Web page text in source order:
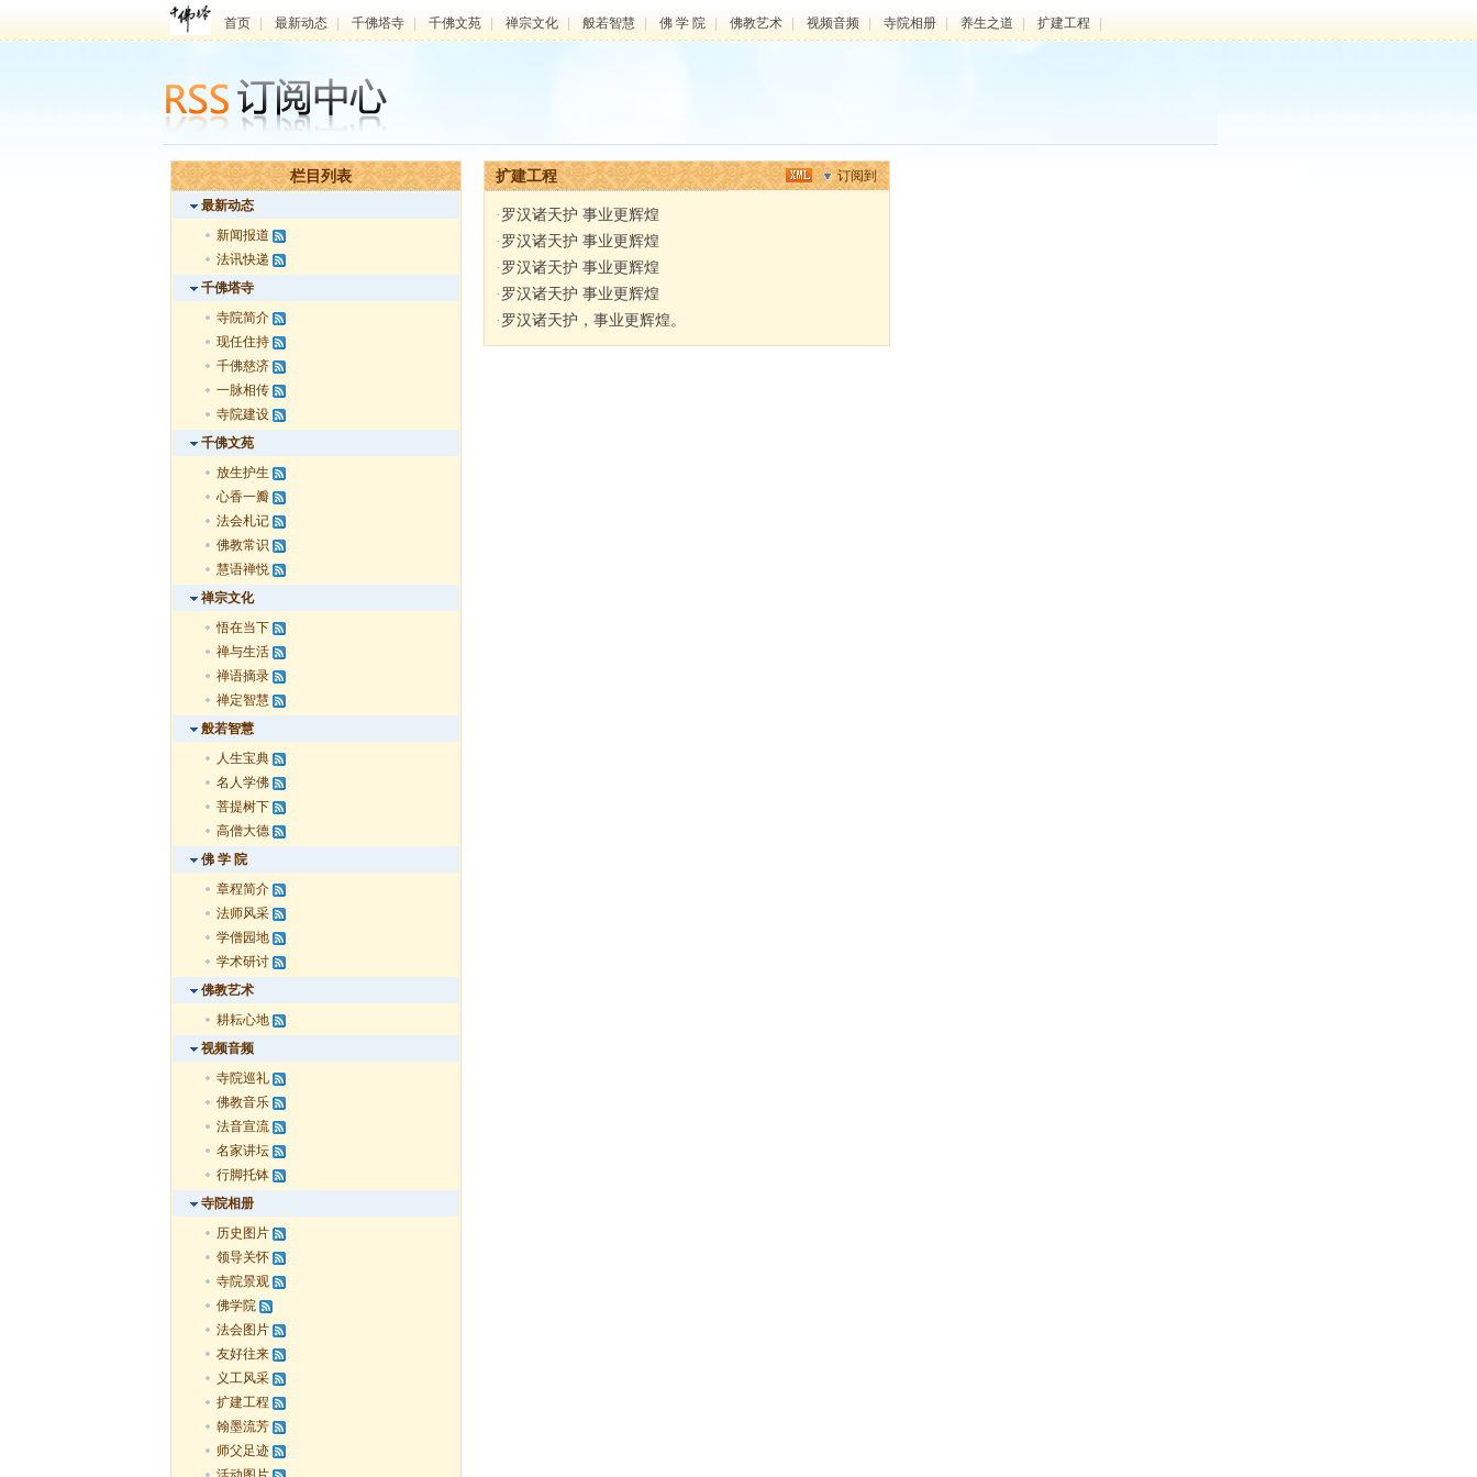
首页 最新动态 千佛塔寺 千佛文苑 禅宗文化 般若智慧 佛 学 院 佛教艺术 视频音频 寺院相册 养生之道 扩建工程
栏目列表
最新动态
新闻报道
法讯快递
千佛塔寺
寺院简介
现任住持
千佛慈济
一脉相传
寺院建设
千佛文苑
放生护生
心香一瓣
法会札记
佛教常识
慧语禅悦
禅宗文化
悟在当下
禅与生活
禅语摘录
禅定智慧
般若智慧
人生宝典
名人学佛
菩提树下
高僧大德
佛 学 院
章程简介
法师风采
学僧园地
学术研讨
佛教艺术
耕耘心地
视频音频
寺院巡礼
佛教音乐
法音宣流
名家讲坛
行脚托钵
寺院相册
历史图片
领导关怀
寺院景观
佛学院
法会图片
友好往来
义工风采
扩建工程
翰墨流芳
师父足迹
订阅到
扩建工程
· 罗汉诸天护 事业更辉煌
· 罗汉诸天护 事业更辉煌
· 罗汉诸天护 事业更辉煌
· 罗汉诸天护 事业更辉煌
· 罗汉诸天护，事业更辉煌。